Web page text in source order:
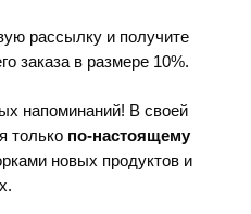
рассылку и получите
заказа в размере 10%.
напоминаний! В своей
только по-настоящему
новых продуктов и